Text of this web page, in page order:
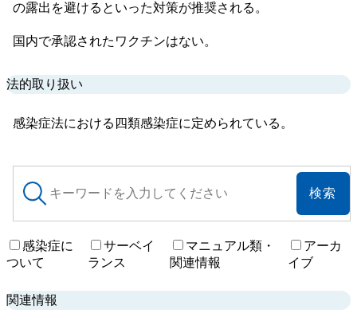
の露出を避けるといった対策が推奨される。
国内で承認されたワクチンはない。
法的取り扱い
感染症法における四類感染症に定められている。
ト
内
検
索
感染症に
ついて
サーベイ
ランス
マニュアル類・
関連情報
アーカ
イブ
関連情報